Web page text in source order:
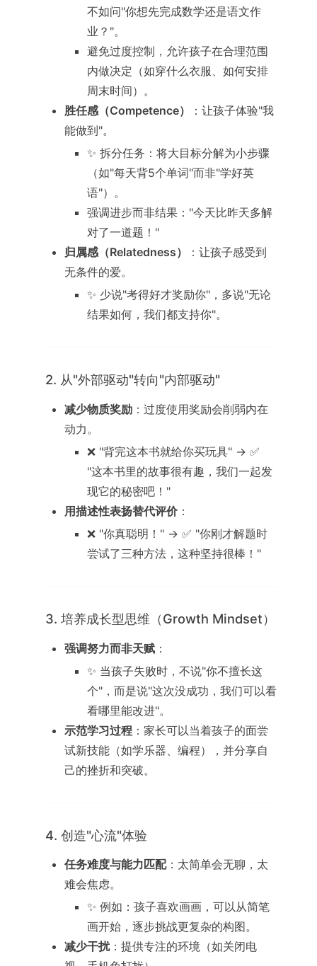
不如问"你想先完成数学还是语文作
业？"。
避免过度控制，允许孩子在合理范围
内做决定（如穿什么衣服、如何安排
周末时间）。
胜任感（Competence）
：让孩子体验"我
能做到"。
✨ 拆分任务：将大目标分解为小步骤
（如"每天背5个单词"而非"学好英
语"）。
强调进步而非结果："今天比昨天多解
对了一道题！"
归属感（Relatedness）
：让孩子感受到
无条件的爱。
✨ 少说"考得好才奖励你"，多说"无论
结果如何，我们都支持你"。
2. 从"外部驱动"转向"内部驱动"
减少物质奖励 ：过度使用奖励会削弱内在
动力。
❌ "背完这本书就给你买玩具" → ✅
"这本书里的故事很有趣，我们一起发
现它的秘密吧！"
用描述性表扬替代评价：
❌ "你真聪明！" → ✅ "你刚才解题时
尝试了三种方法，这种坚持很棒！"
3. 培养成长型思维（Growth Mindset）
强调努力而非天赋 ：
✨ 当孩子失败时，不说"你不擅长这
个"，而是说"这次没成功，我们可以看
看哪里能改进"。
示范学习过程 ：家长可以当着孩子的面尝
试新技能（如学乐器、编程），并分享自
己的挫折和突破。
4. 创造"心流"体验
任务难度与能力匹配：太简单会无聊，太
难会焦虑。
✨ 例如：孩子喜欢画画，可以从简笔
画开始，逐步挑战更复杂的构图。
减少干扰：提供专注的环境（如关闭电